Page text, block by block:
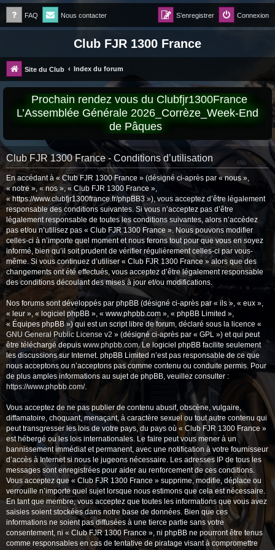
FAQ Nous contacter Connexion
S’enregistrer
Club FJR 1300 France
Site du Club Index du forum
Prochain rendez vous du Clubfjr1300France
L’Assemblée Générale 2026_Corrèze_Week-End
de Pâques
Club FJR 1300 France - Conditions d’utilisation
En accédant à « Club FJR 1300 France » (désigné ci-après par « nous »,
« notre », « nos », « Club FJR 1300 France »,
« https://www.clubfjr1300france.fr/phpBB3 »), vous acceptez d’être légalement
responsable des conditions suivantes. Si vous n’acceptez pas d’être
légalement responsable de toutes les conditions suivantes, alors n’accédez
pas et/ou n’utilisez pas « Club FJR 1300 France ». Nous pouvons modifier
celles-ci à n’importe quel moment et nous ferons tout pour que vous en soyez
informé, bien qu’il soit prudent de vérifier régulièrement celles-ci par vous-
même. Si vous continuez d’utiliser « Club FJR 1300 France » alors que des
changements ont été effectués, vous acceptez d’être légalement responsable
des conditions découlant des mises à jour et/ou modifications.
Nos forums sont développés par phpBB (désigné ci-après par « ils », « eux »,
« leur », « logiciel phpBB », « www.phpbb.com », « phpBB Limited »,
« Équipes phpBB ») qui est un script libre de forum, déclaré sous la licence «
GNU General Public License v2 » (désigné ci-après par « GPL ») et qui peut
être téléchargé depuis www.phpbb.com. Le logiciel phpBB facilite seulement
les discussions sur Internet. phpBB Limited n’est pas responsable de ce que
nous acceptons ou n’acceptons pas comme contenu ou conduite permis. Pour
de plus amples informations au sujet de phpBB, veuillez consulter :
https://www.phpbb.com/.
Vous acceptez de ne pas publier de contenu abusif, obscène, vulgaire,
diffamatoire, choquant, menaçant, à caractère sexuel ou tout autre contenu qui
peut transgresser les lois de votre pays, du pays où « Club FJR 1300 France »
est hébergé ou les lois internationales. Le faire peut vous mener à un
bannissement immédiat et permanent, avec une notification à votre fournisseur
d’accès à Internet si nous le jugeons nécessaire. Les adresses IP de tous les
messages sont enregistrées pour aider au renforcement de ces conditions.
Vous acceptez que « Club FJR 1300 France » supprime, modifie, déplace ou
verrouille n’importe quel sujet lorsque nous estimons que cela est nécessaire.
En tant que membre, vous acceptez que toutes les informations que vous avez
saisies soient stockées dans notre base de données. Bien que ces
informations ne soient pas diffusées à une tierce partie sans votre
consentement, ni « Club FJR 1300 France », ni phpBB ne pourront être tenus
comme responsables en cas de tentative de piratage visant à compromettre